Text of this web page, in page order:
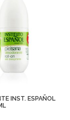
INST. ESPAÑOL